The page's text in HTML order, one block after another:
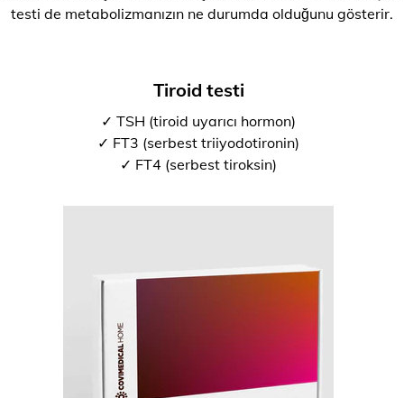
testi de metabolizmanızın ne durumda olduğunu gösterir.
Tiroid testi
✓ TSH (tiroid uyarıcı hormon)
✓ FT3 (serbest triiyodotironin)
✓ FT4 (serbest tiroksin)